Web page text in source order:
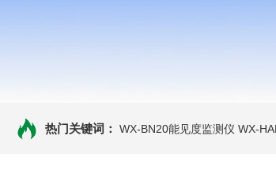
热门关键词： WX-BN20能见度监测仪 WX-